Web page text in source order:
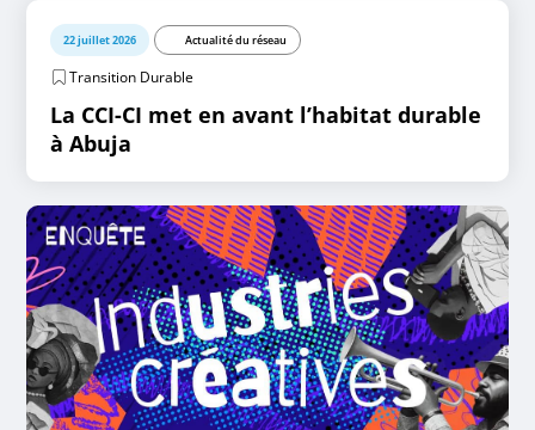
22 juillet 2026 Actualité du réseau
Transition Durable
La CCI-CI met en avant l’habitat durable
à Abuja